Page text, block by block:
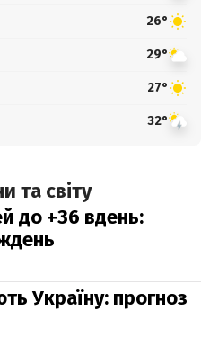
26°
29°
27°
32°
та світу
до +36 вдень:
Україну: прогноз